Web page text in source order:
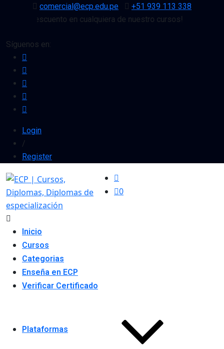
comercial@ecp.edu.pe
+51 939 113 338
de descuento en cualquiera de nuestro cursos!
Síguenos en:
Login
/
Register
0
Inicio
Cursos
Categorias
Enseña en ECP
Verificar Certificado
Plataformas